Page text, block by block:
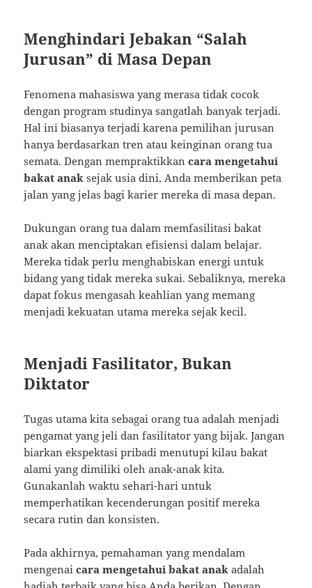
Menghindari Jebakan “Salah
Jurusan” di Masa Depan
Fenomena mahasiswa yang merasa tidak cocok
dengan program studinya sangatlah banyak terjadi.
Hal ini biasanya terjadi karena pemilihan jurusan
hanya berdasarkan tren atau keinginan orang tua
semata. Dengan mempraktikkancara mengetahui
bakat anak sejak usia dini, Anda memberikan peta
jalan yang jelas bagi karier mereka di masa depan.
Dukungan orang tua dalam memfasilitasi bakat
anak akan menciptakan efisiensi dalam belajar.
Mereka tidak perlu menghabiskan energi untuk
bidang yang tidak mereka sukai. Sebaliknya, mereka
dapat fokus mengasah keahlian yang memang
menjadi kekuatan utama mereka sejak kecil.
Menjadi Fasilitator, Bukan
Diktator
Tugas utama kita sebagai orang tua adalah menjadi
pengamat yang jeli dan fasilitator yang bijak. Jangan
biarkan ekspektasi pribadi menutupi kilau bakat
alami yang dimiliki oleh anak-anak kita.
Gunakanlah waktu sehari-hari untuk
memperhatikan kecenderungan positif mereka
secara rutin dan konsisten.
Pada akhirnya, pemahaman yang mendalam
mengenaicara mengetahui bakat anak adalah